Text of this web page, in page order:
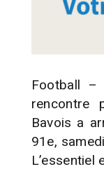
Football –
rencontre
Bavois a
91e,
L’essentiel